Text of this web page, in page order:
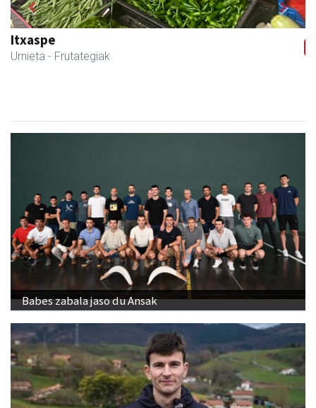
Itxaspe
Urnieta - Frutategiak
Previous Next
Babes zabala jaso du Ansak